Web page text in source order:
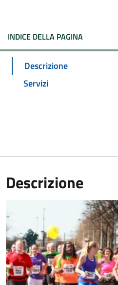
INDICE DELLA PAGINA
Descrizione
Servizi
Descrizione